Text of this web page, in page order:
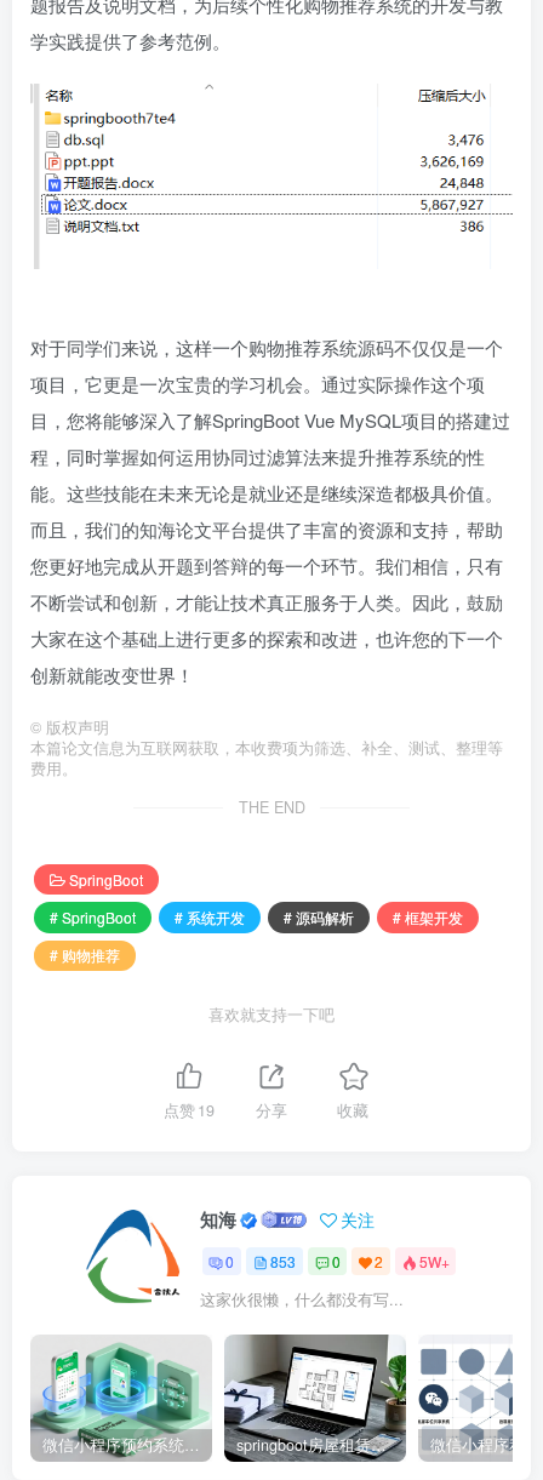
学实践提供了参考范例。
对于同学们来说，这样一个购物推荐系统源码不仅仅是一个
项目，它更是一次宝贵的学习机会。通过实际操作这个项
目，您将能够深入了解SpringBoot Vue MySQL项目的搭建过
程，同时掌握如何运用协同过滤算法来提升推荐系统的性
能。这些技能在未来无论是就业还是继续深造都极具价值。
而且，我们的知海论文平台提供了丰富的资源和支持，帮助
您更好地完成从开题到答辩的每一个环节。我们相信，只有
不断尝试和创新，才能让技术真正服务于人类。因此，鼓励
大家在这个基础上进行更多的探索和改进，也许您的下一个
创新就能改变世界！
© 版权声明
本篇论文信息为互联网获取，本收费项为筛选、补全、测试、整理等
费用。
THE END
SpringBoot
# SpringBoot
# 系统开发 # 源码解析
# 框架开发
# 购物推荐
喜欢就支持一下吧
点赞19 分享 收藏
知海 关注
0 853 0 2 5W+
这家伙很懒，什么都没有写...
微信小程序预约系统源码 – 知海论文 springboot房屋租赁系统源码 – 知海论文